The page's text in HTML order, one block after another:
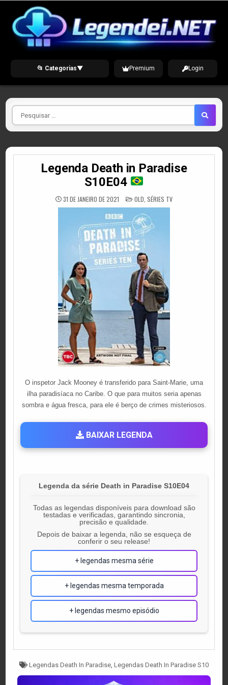
content
📂 Categorias▼ Premium Login
Pesquisar
por
Legenda Death in Paradise
S10E04
31 DE JANEIRO DE 2021 POSTED
IN
OLD SÉRIES TV
O inspetor Jack Mooney é transferido para Saint-Marie, uma
ilha paradisíaca no Caribe. O que para muitos seria apenas
sombra e água fresca, para ele é berço de crimes misteriosos.
BAIXAR LEGENDA
Legenda da série Death in Paradise S10E04
Todas as legendas disponíveis para download são
testadas e verificadas, garantindo sincronia,
precisão e qualidade.
Depois de baixar a legenda, não se esqueça de
conferir o seu release!
+ legendas mesma série
+ legendas mesma temporada
+ legendas mesmo episódio
Tagged
Legendas Death In Paradise, Legendas Death In Paradise S10